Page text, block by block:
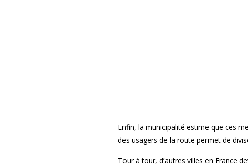
Enfin, la municipalité estime que ces
des usagers de la route permet de
Tour à tour, d’autres villes en France